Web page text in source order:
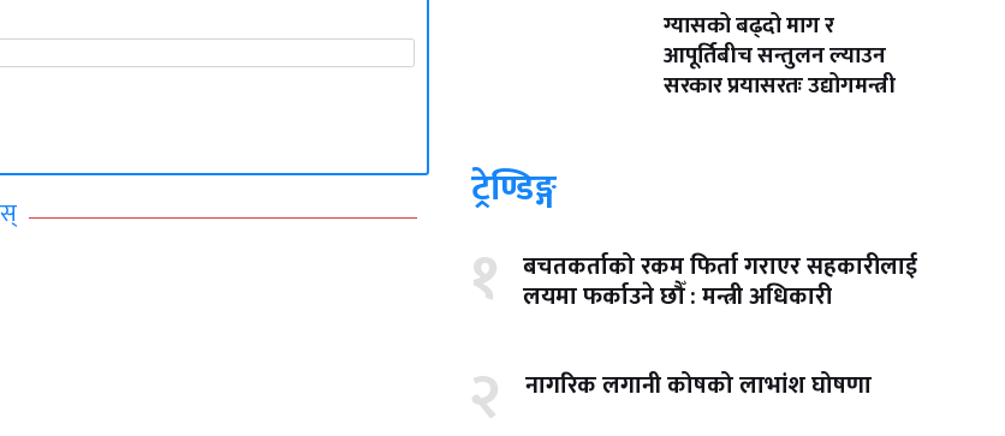
ग्यासको बढ्दो माग र
आपूर्तिबीच सन्तुलन ल्याउन
सरकार प्रयासरतः उद्योगमन्त्री
ट्रेण्डिङ्ग
१ बचतकर्ताको रकम फिर्ता गराएर सहकारीलाई
लयमा फर्काउने छौँ : मन्त्री अधिकारी
२ नागरिक लगानी कोषको लाभांश घोषणा